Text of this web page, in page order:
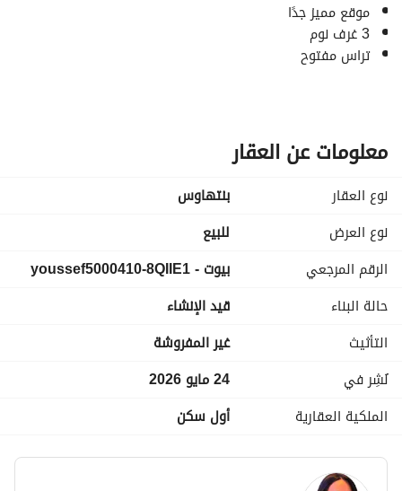
موقع مميز جدًا
3 غرف نوم
تراس مفتوح
السكنية في شرق القاهرة.
معلومات عن العقار
نوع العقار
بنتهاوس
نوع العرض
للبيع
الرقم المرجعي
بيوت - youssef5000410-8QIIE1
حالة البناء
قيد الإنشاء
التأثيث
غير المفروشة
نُشِر في
24 مايو 2026
الملكية العقارية
أول سكن